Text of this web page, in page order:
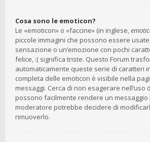
Cosa sono le emoticon?
Le «emoticon» o «faccine» (in inglese,
piccole immagini che possono essere
sensazione o un’emozione con pochi
felice, :( significa triste. Questo Forum
automaticamente queste serie di caratteri
completa delle emoticon è visibile nella
messaggi. Cerca di non esagerare nell’uso
possono facilmente rendere un messaggio
moderatore potrebbe decidere di
rimuoverlo.